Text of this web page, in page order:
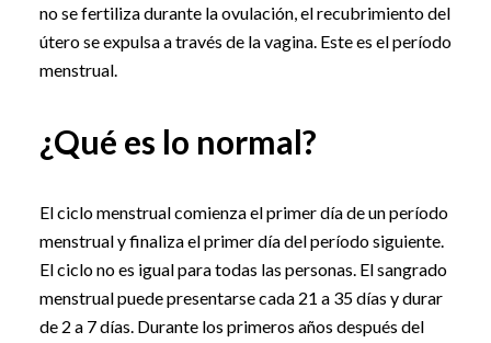
no se fertiliza durante la ovulación, el recubrimiento del
útero se expulsa a través de la vagina. Este es el período
menstrual.
¿Qué es lo normal?
El ciclo menstrual comienza el primer día de un período
menstrual y finaliza el primer día del período siguiente.
El ciclo no es igual para todas las personas. El sangrado
menstrual puede presentarse cada 21 a 35 días y durar
de 2 a 7 días. Durante los primeros años después del